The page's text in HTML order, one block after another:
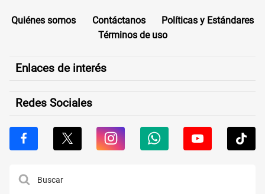
Quiénes somos Contáctanos
Políticas y Estándares
Términos de uso
Enlaces de interés
Redes Sociales